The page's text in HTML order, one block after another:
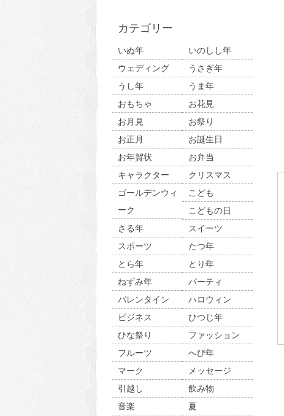
カテゴリー
いぬ年
いのしし年
ウェディング
うさぎ年
うし年
うま年
おもちゃ
お花見
お月見
お祭り
お正月
お誕生日
お年賀状
お弁当
キャラクター
クリスマス
ゴールデンウィ
ーク
こども
こどもの日
さる年
スイーツ
スポーツ
たつ年
とら年
とり年
ねずみ年
パーティ
バレンタイン
ハロウィン
ビジネス
ひつじ年
ひな祭り
ファッション
フルーツ
へび年
マーク
メッセージ
引越し
飲み物
音楽
夏